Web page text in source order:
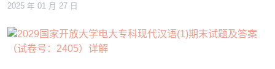
2025 年 01 月 27 日